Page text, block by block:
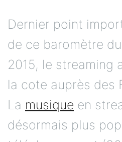
Dernier point
de ce baromètre
2015, le streaming
la cote auprès des
La musique en
désormais plus